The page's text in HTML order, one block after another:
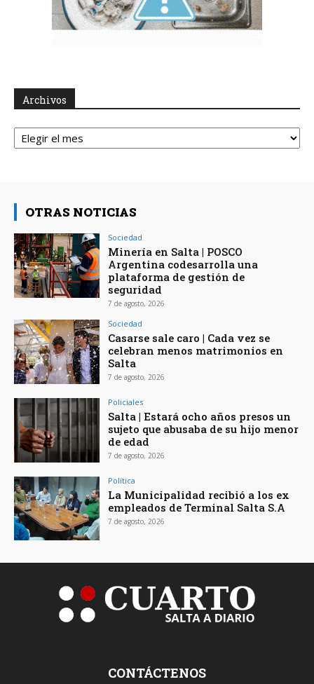
Archivos
Archivos
OTRAS NOTICIAS
Sociedad
Minería en Salta | POSCO
Argentina codesarrolla una
plataforma de gestión de
seguridad
7 de agosto, 2026
Sociedad
Casarse sale caro | Cada vez se
celebran menos matrimonios en
Salta
7 de agosto, 2026
Policiales
Salta | Estará ocho años presos un
sujeto que abusaba de su hijo menor
de edad
7 de agosto, 2026
Política
La Municipalidad recibió a los ex
empleados de Terminal Salta S.A
7 de agosto, 2026
CONTÁCTENOS